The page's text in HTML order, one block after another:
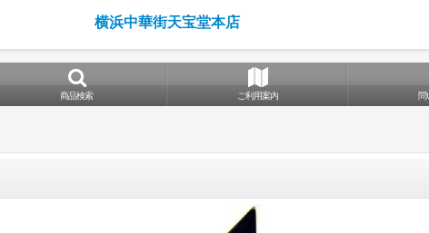
横浜中華街天宝堂本店
商品検索 ご利用案内 問